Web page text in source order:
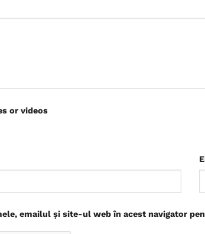
or videos
emailul și site-ul web în acest navigator